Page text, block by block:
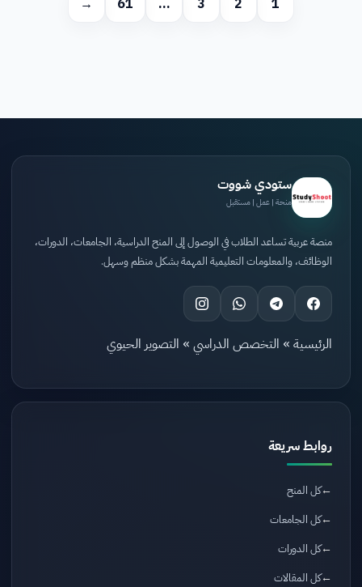
1
2
3
…
61
→
ستودي شووت
منحة | عمل | مستقبل
منصة عربية تساعد الطلاب في الوصول إلى المنح الدراسية، الجامعات، الدورات،
الوظائف، والمعلومات التعليمية المهمة بشكل منظم وسهل.
الرئيسية » التخصص الدراسي » التصوير الحيوي
روابط سريعة
كل المنح
كل الجامعات
كل الدورات
كل المقالات